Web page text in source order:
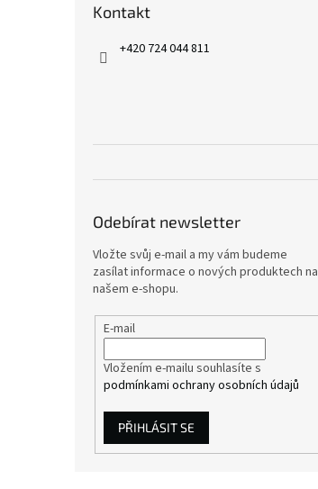
Kontakt
+420 724 044 811
Odebírat newsletter
Vložte svůj e-mail a my vám budeme
zasílat informace o nových produktech na
našem e-shopu.
E-mail
Vložením e-mailu souhlasíte s
podmínkami ochrany osobních údajů
PŘIHLÁSIT SE